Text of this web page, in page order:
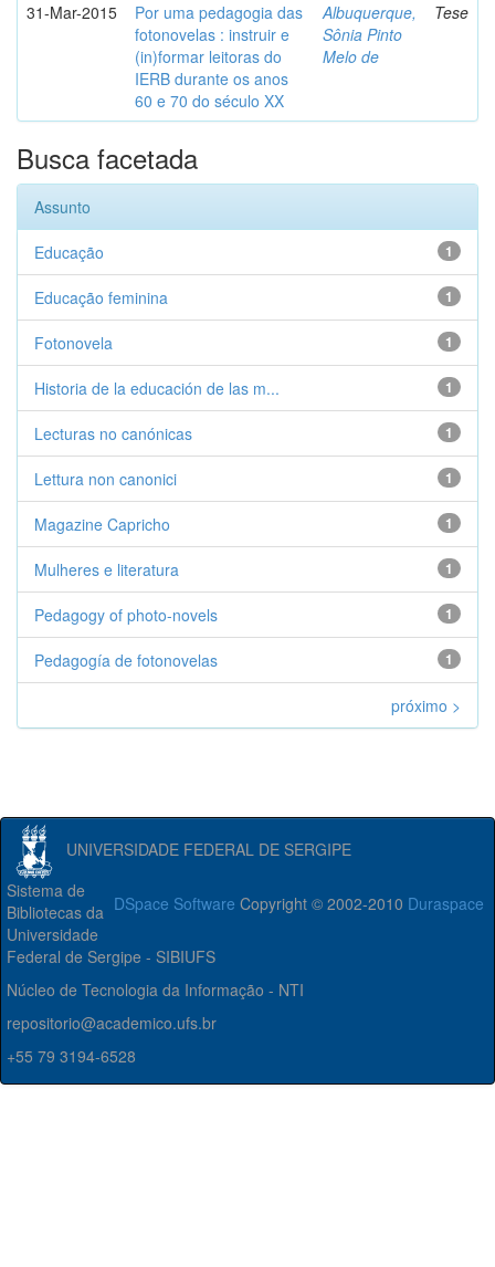
31-Mar-2015
Por uma pedagogia das
fotonovelas : instruir e
(in)formar leitoras do
IERB durante os anos
60 e 70 do século XX
Albuquerque,
Sônia Pinto
Melo de
Tese
Busca facetada
Assunto
1
Educação
1
Educação feminina
1
Fotonovela
1
Historia de la educación de las m...
1
Lecturas no canónicas
1
Lettura non canonici
1
Magazine Capricho
1
Mulheres e literatura
1
Pedagogy of photo-novels
1
Pedagogía de fotonovelas
próximo >
UNIVERSIDADE FEDERAL DE SERGIPE
DSpace Software Copyright © 2002-2010 Duraspace
Sistema de
Bibliotecas da
Universidade
Federal de Sergipe - SIBIUFS
Núcleo de Tecnologia da Informação - NTI
repositorio@academico.ufs.br
+55 79 3194-6528